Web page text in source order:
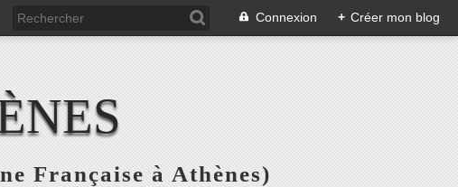
Connexion + Créer mon blog
Française à Athènes)